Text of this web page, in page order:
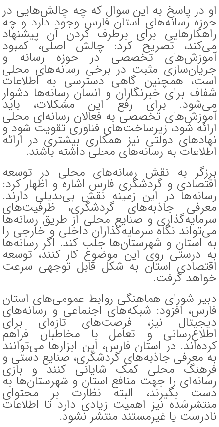
او در پاسخ به این سوال که چه چالش‌هایی در
حوزه رسانه‌های استان فارس وجود دارد و چه
راهکار‌هایی برای برطرف کردن آن پیشنهاد
می‌کند، تصریح کرد: چالش اصلی، کمبود
آموزش‌های تخصصی در حوزه رسانه و
جریان‌سازی مثبت در برخی رسانه‌های محلی
است، همچنین گاهی دسترسی به اطلاعات
شفاف برای خبرنگاران و انسان رسانه‌ها دشوار
می‌شود. برای رفع این مشکلات، باید
آموزش‌های تخصصی به فعالان رسانه‌ای محلی
ارائه شود، زیرساخت‌های فناوری تقویت شود و
نهاد‌های دولتی نیز همکاری بیشتری در ارائه
اطلاعات به رسانه‌های محلی داشته باشند.
برزگر به نقش رسانه‌های محلی در توسعه
اقتصادی و گردشگری فارس اشاره و اظهار کرد:
رسانه‌ها در این زمینه نقش بی‌بدیلی دارند.
معرفی جاذبه‌های گردشگری، ظرفیت‌های
سرمایه‌گذاری و صنایع محلی از طریق رسانه‌ها
می‌تواند نگاه سرمایه‌گذاران داخلی و خارجی را
به استان و شهرستان‌ها جلب کند. اگر رسانه‌ها
به درستی روی این موضوع کار کنند، توسعه
اقتصادی استان به شکل قابل‌ توجهی سرعت
خواهد گرفت.
دبیر شورای هماهنگی روابط عمومی‌های استان
فارس، افزود: شبکه‌های اجتماعی و رسانه‌های
دیجیتال نیز، فرصت‌های تازه‌ای برای
اطلاع‌رسانی و تعامل با مخاطبان فراهم
کرده‌اند. در استان فارس، این ابزار‌ها می‌توانند
به معرفی جاذبه‌های گردشگری، صنایع دستی و
فرهنگ محلی کمک شایانی کنند و بازی
رسانه‌ای را جهت منافع استان و شهرستان‌ها به
دست بگیرند، البته نظارت بر محتوای
منتشرشده نیز اهمیت زیادی دارد تا اطلاعات
نادرست یا غیرمستند منتشر نشود.